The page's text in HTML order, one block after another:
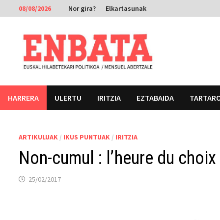
to
content
08/08/2026 Nor gira? Elkartasunak
HARRERA ULERTU IRITZIA EZTABAIDA
ARTIKULUAK / IKUS PUNTUAK / IRITZIA
Non-cumul : l’heure du choix
25/02/2017